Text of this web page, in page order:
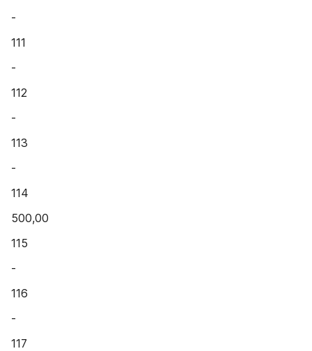
-
111
-
112
-
113
-
114
500,00
115
-
116
-
117